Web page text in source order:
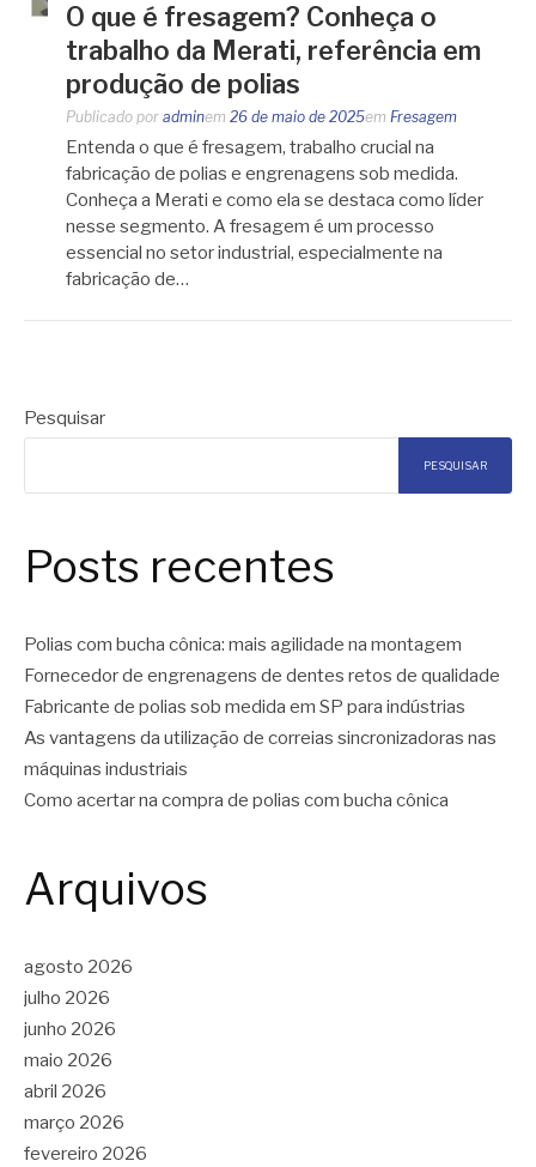
O que é fresagem? Conheça o
trabalho da Merati, referência em
produção de polias
Publicado por adminem 26 de maio de 2025em Fresagem
Entenda o que é fresagem, trabalho crucial na
fabricação de polias e engrenagens sob medida.
Conheça a Merati e como ela se destaca como líder
nesse segmento. A fresagem é um processo
essencial no setor industrial, especialmente na
fabricação de…
Pesquisar
PESQUISAR
Posts recentes
Polias com bucha cônica: mais agilidade na montagem
Fornecedor de engrenagens de dentes retos de qualidade
Fabricante de polias sob medida em SP para indústrias
As vantagens da utilização de correias sincronizadoras nas
máquinas industriais
Como acertar na compra de polias com bucha cônica
Arquivos
agosto 2026
julho 2026
junho 2026
maio 2026
abril 2026
março 2026
fevereiro 2026